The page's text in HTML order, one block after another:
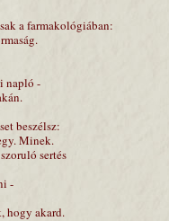
a farmakológiában:
napló -
beszélsz:
Minek.
sertés
-
hogy akard.